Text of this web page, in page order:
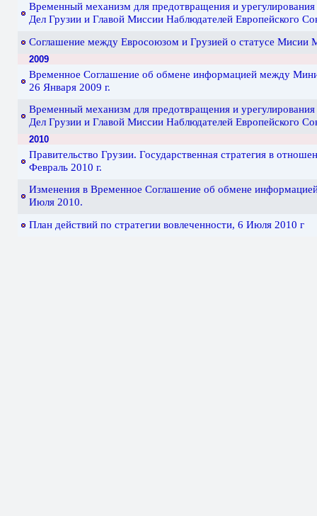
Временный механизм для предотвращения и
Дел Грузии и Главой Миссии Наблюдателей Европейского
Соглашение между Евросоюзом и Грузией о статусе Мисии
2009
Временное Соглашение об обмене информацией между
26 Января 2009 г.
Временный механизм для предотвращения и
Дел Грузии и Главой Миссии Наблюдателей Европейского
2010
Правительство Грузии. Государственная стратегия в
Февраль 2010 г.
Изменения в Временное Соглашение об обмене
Июля 2010.
План действий по стратегии вовлеченности, 6 Июля 2010 г